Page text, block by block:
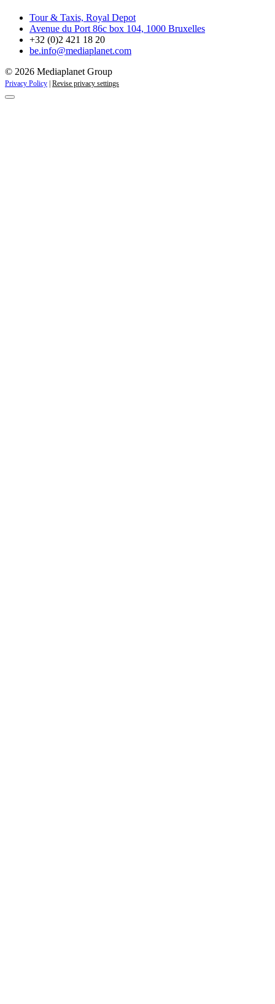
Tour & Taxis, Royal Depot
Avenue du Port 86c box 104, 1000 Bruxelles
+32 (0)2 421 18 20
be.info@mediaplanet.com
© 2026 Mediaplanet Group
Privacy Policy | Revise privacy settings